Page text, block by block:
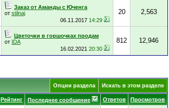
Заказ от Аманды с Юченга
от stilnaj
06.11.2017 14:29
20 2,563
Цветочки в горшочках продам
от IDA
16.02.2021 20:30
812 12,946
Опции раздела Искать в этом разделе
Рейтинг Последнее сообщение Ответов Просмотров